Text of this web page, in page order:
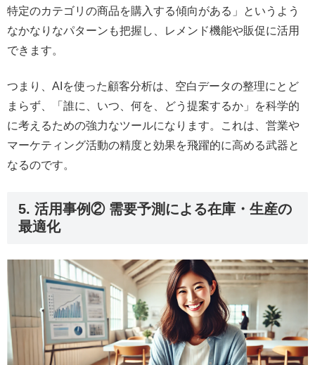
特定のカテゴリの商品を購入する傾向がある」というよう
なかなりなパターンも把握し、レメンド機能や販促に活用
できます。
つまり、AIを使った顧客分析は、空白データの整理にとど
まらず、「誰に、いつ、何を、どう提案するか」を科学的
に考えるための強力なツールになります。これは、営業や
マーケティング活動の精度と効果を飛躍的に高める武器と
なるのです。
5. 活用事例② 需要予測による在庫・生産の
最適化